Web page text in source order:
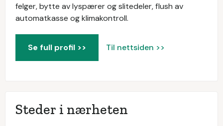
felger, bytte av lyspærer og slitedeler, flush av
automatkasse og klimakontroll.
Se full profil >> Til nettsiden >>
Steder i nærheten